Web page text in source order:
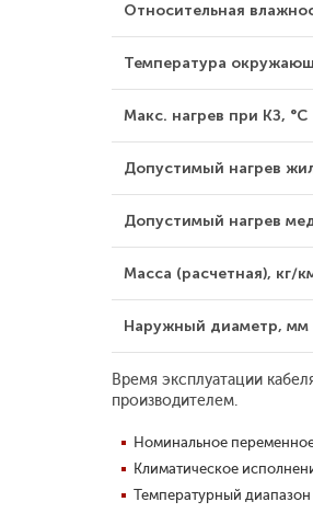
Относительная
Температура
Макс. нагрев при КЗ, °С
Допустимый нагрев
Допустимый нагрев
Масса (расчетная), кг/
Наружный диаметр, мм
Время эксплуатации
производителем.
Номинальное
Климатическое
Температурный